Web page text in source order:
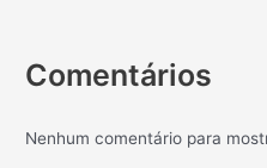
Comentários
Nenhum comentário para